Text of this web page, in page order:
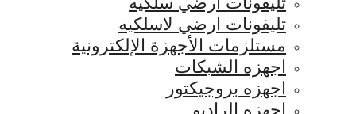
تليفونات ارضي لاسلكيه
مستلزمات الأجهزة الإلكترونية
اجهزه الشبكات
اجهزه بروجيكتور
اجهزه الراديو